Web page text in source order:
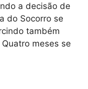
a decisão de
do Socorro se
também
meses se